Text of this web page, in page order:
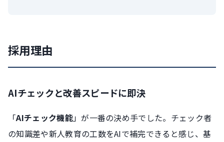
採用理由
AIチェックと改善スピードに即決
「AIチェック機能」が一番の決め手でした。チェック者
の知識差や新人教育の工数をAIで補完できると感じ、基